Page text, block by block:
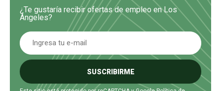
¿Te gustaría recibir ofertas de empleo en Los
Ángeles?
SUSCRIBIRME